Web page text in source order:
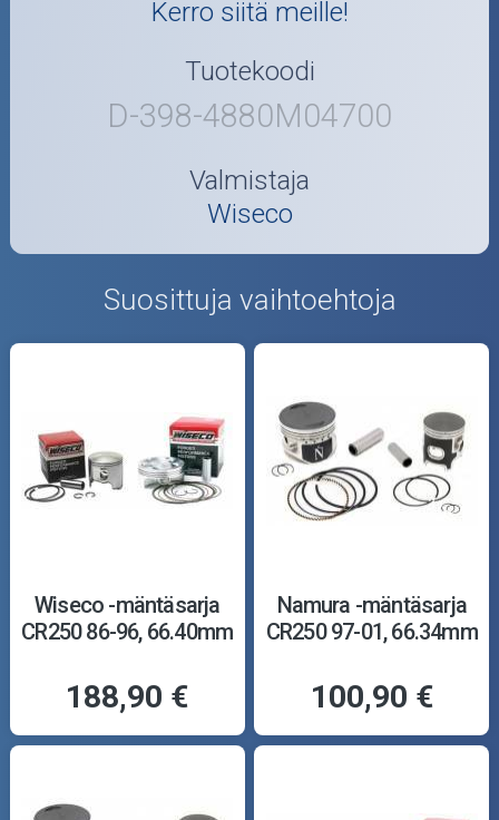
Kerro siitä meille!
Tuotekoodi
D-398-4880M04700
Valmistaja
Wiseco
Suosittuja vaihtoehtoja
Wiseco -mäntäsarja
CR250 86-96, 66.40mm
188,90 €
Namura -mäntäsarja
CR250 97-01, 66.34mm
100,90 €